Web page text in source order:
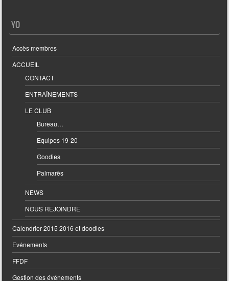
YO
Accès membres
ACCUEIL
CONTACT
ENTRAÎNEMENTS
LE CLUB
Bureau…
Equipes 19-20
Goodies
Palmarès
NEWS
NOUS REJOINDRE
Calendrier 2015 2016 et doodles
Evénements
FFDF
Gestion des événements